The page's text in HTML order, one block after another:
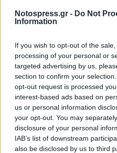
Notospress.gr - Do Not
Information
If you wish to opt-out of the
processing of your personal or
targeted advertising by us,
section to confirm your
opt-out request is processed
interest-based ads based on
us or personal information
your opt-out. You may
disclosure of your personal
IAB’s list of downstream
also be disclosed by us to third